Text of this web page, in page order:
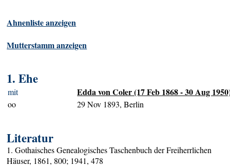
Ahnenliste anzeigen
Mutterstamm anzeigen
1. Ehe
mit Edda von Coler (17 Feb 1868 - 30 Aug
oo 29 Nov 1893, Berlin
Literatur
1. Gothaisches Genealogisches Taschenbuch der Freiherrlichen
Häuser, 1861, 800; 1941, 478